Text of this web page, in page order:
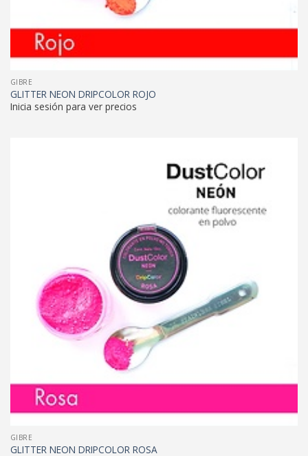
GIBRE
GLITTER NEON DRIPCOLOR ROJO
Inicia sesión para ver precios
GIBRE
GLITTER NEON DRIPCOLOR ROSA